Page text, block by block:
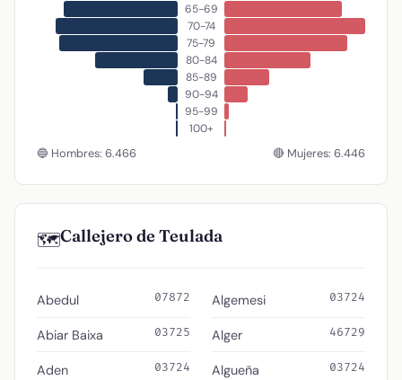
65-69
70-74
75-79
80-84
85-89
90-94
95-99
100+
🔵 Hombres: 6.466 🔴 Mujeres: 6.446
🗺️Callejero de Teulada
Abedul 07872
Abiar Baixa 03725
Aden 03724
Algemesi 03724
Alger 46729
Algueña 03724